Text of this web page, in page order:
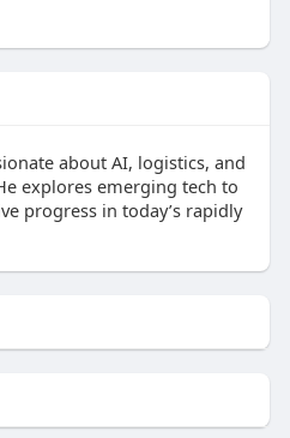
about AI, logistics, and
explores emerging tech to
progress in today’s rapidly